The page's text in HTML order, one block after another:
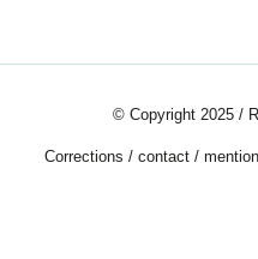
© Copyright 2025 /
Corrections / contact/